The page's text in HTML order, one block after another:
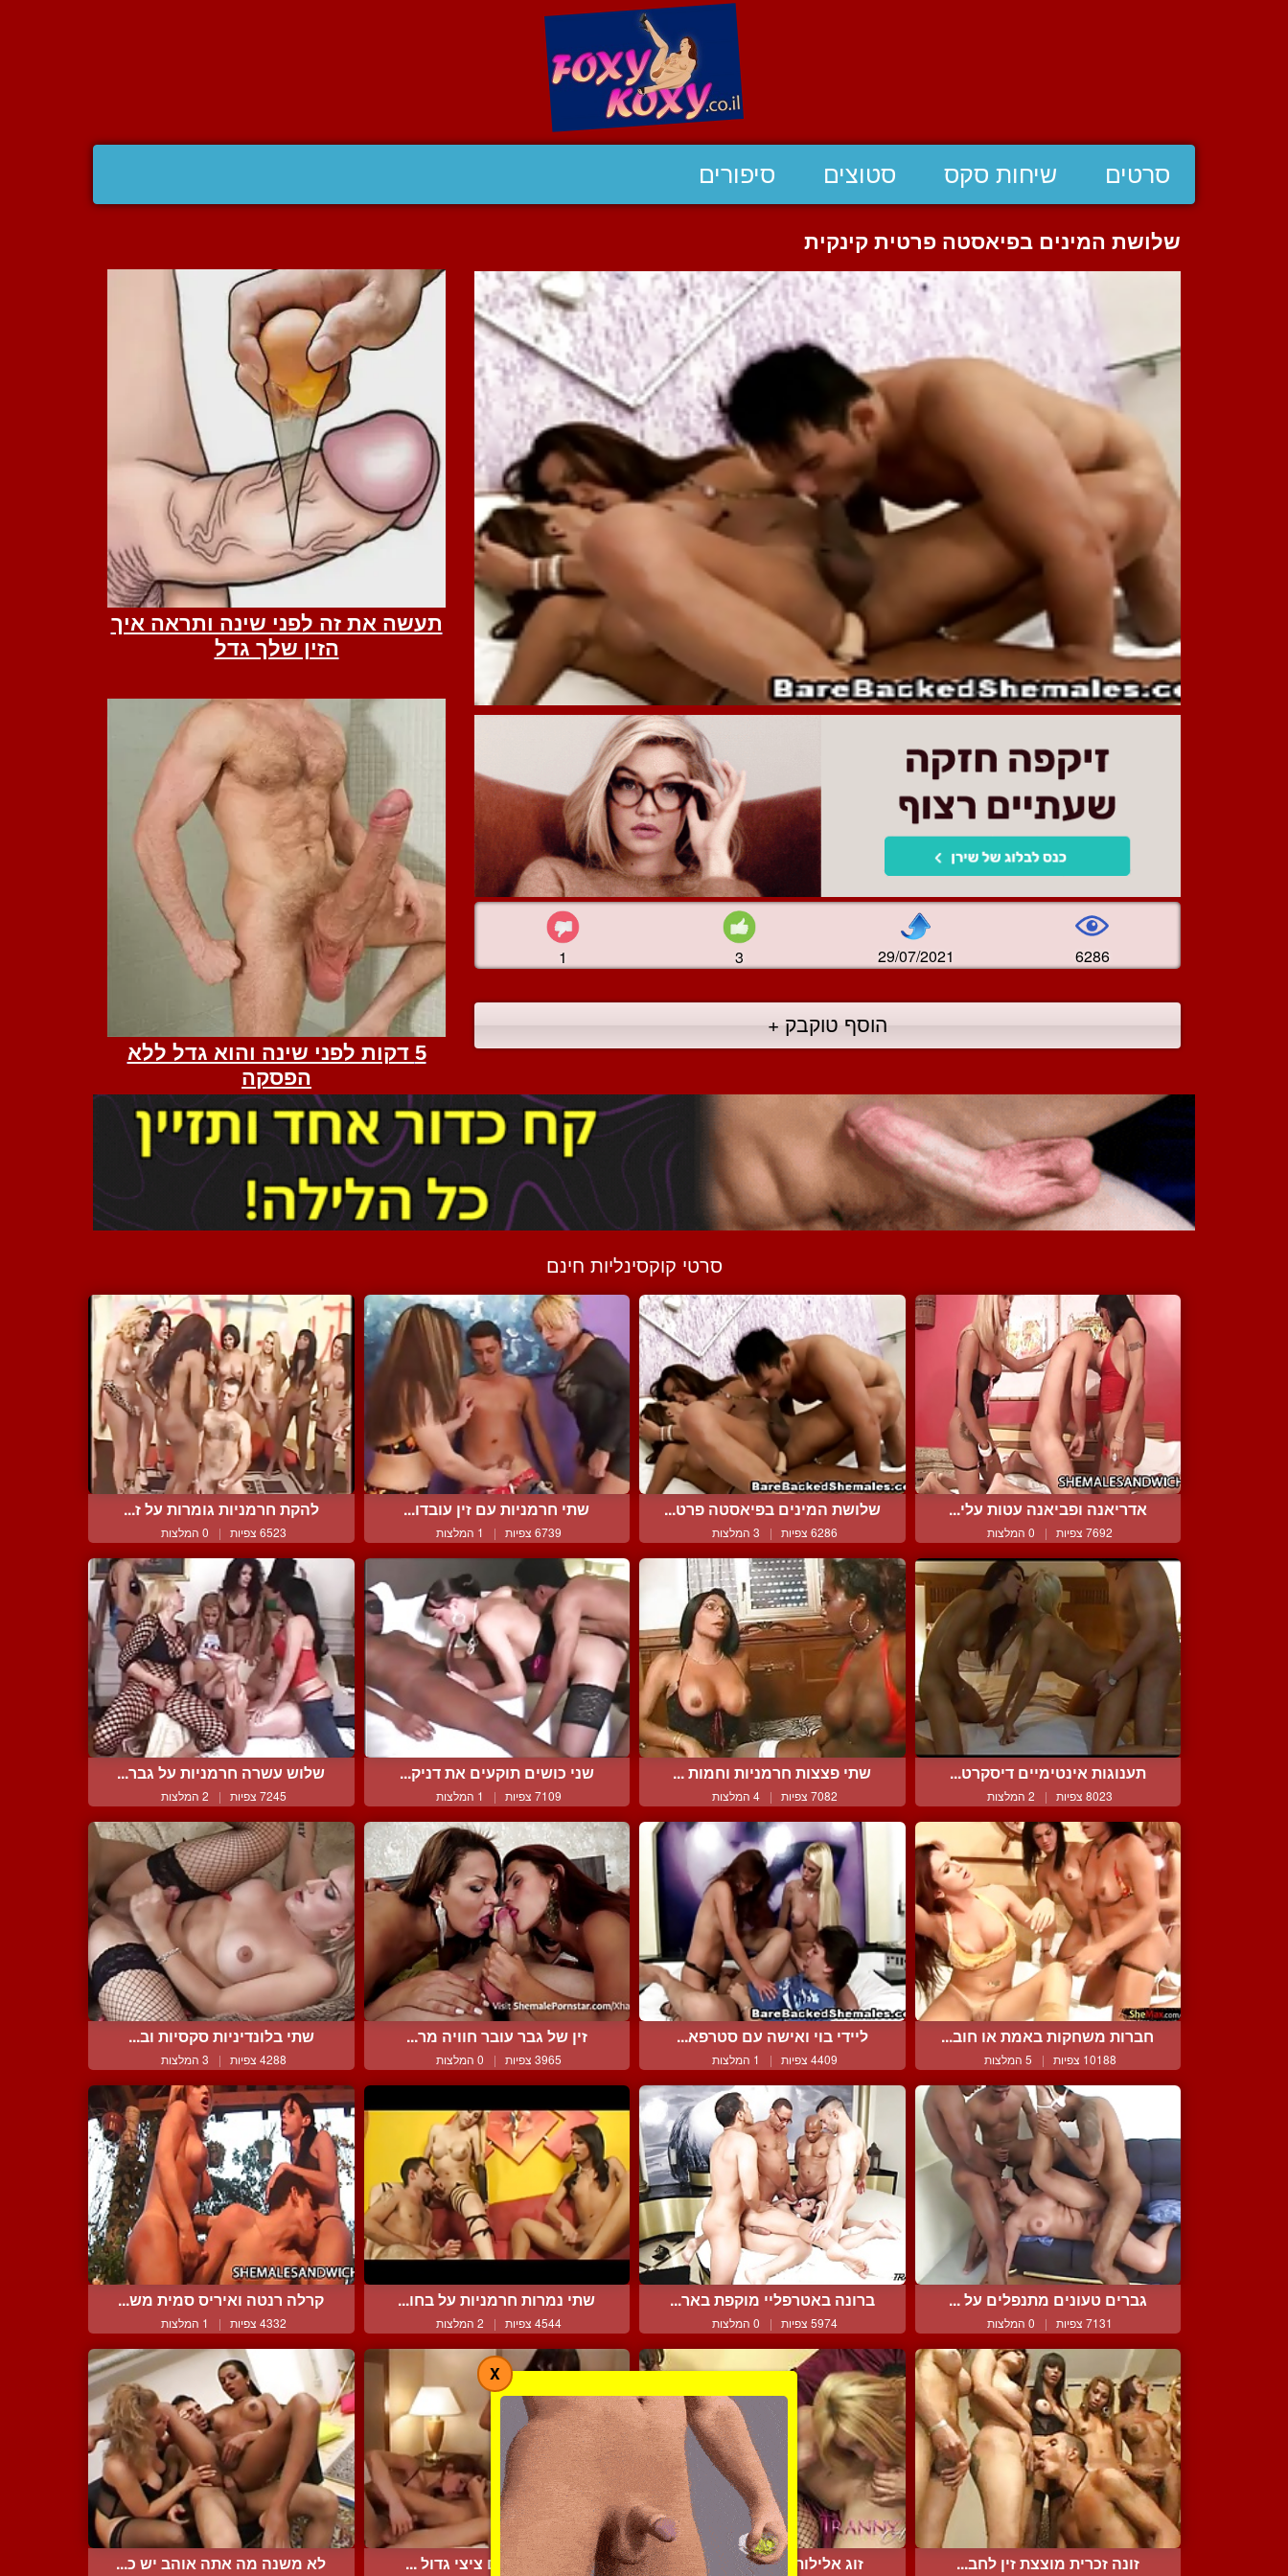
סרטים שיחות סקס סטוצים סיפורים
שלושת המינים בפיאסטה פרטית קינקית
1 3 29/07/2021 6286
הוסף טוקבק +
סרטי קוקסינליות חינם
אדריאנה ופביאנה עטות עלי...
7692 צפיות | 0 המלצות
שלושת המינים בפיאסטה פרט...
6286 צפיות | 3 המלצות
שתי חרמניות עם זין עובדו...
6739 צפיות | 1 המלצות
להקת חרמניות גומרות על ז...
6523 צפיות | 0 המלצות
תענוגות אינטימיים דיסקרט...
8023 צפיות | 2 המלצות
שתי פצצות חרמניות וחמות ...
7082 צפיות | 4 המלצות
שני כושים תוקעים את דניק...
7109 צפיות | 1 המלצות
שלוש עשרה חרמניות על גבר...
7245 צפיות | 2 המלצות
חברות משחקות באמת או חוב...
10188 צפיות | 5 המלצות
ליידי בוי ואישה עם סטרפא...
4409 צפיות | 1 המלצות
זין של גבר עובר חוויה מר...
3965 צפיות | 0 המלצות
שתי בלונדיניות סקסיות וב...
4288 צפיות | 3 המלצות
גברים טעונים מתנפלים על ...
7131 צפיות | 0 המלצות
ברונה באטרפליי מוקפת באר...
5974 צפיות | 0 המלצות
שתי נמרות חרמניות על בחו...
4544 צפיות | 2 המלצות
קרלה רנטה ואיריס סמית מש...
4332 צפיות | 1 המלצות
זונה זכרית מוצצת זין לחב... זוג אלילות מין מקסימות ו... שתי כוסיות עם ציצי גדול ... לא משנה מה אתה אוהב יש כ...
X